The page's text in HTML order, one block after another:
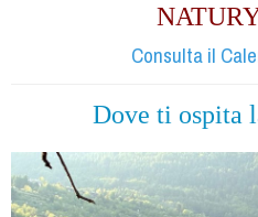
Consulta il
Dove ti ospita